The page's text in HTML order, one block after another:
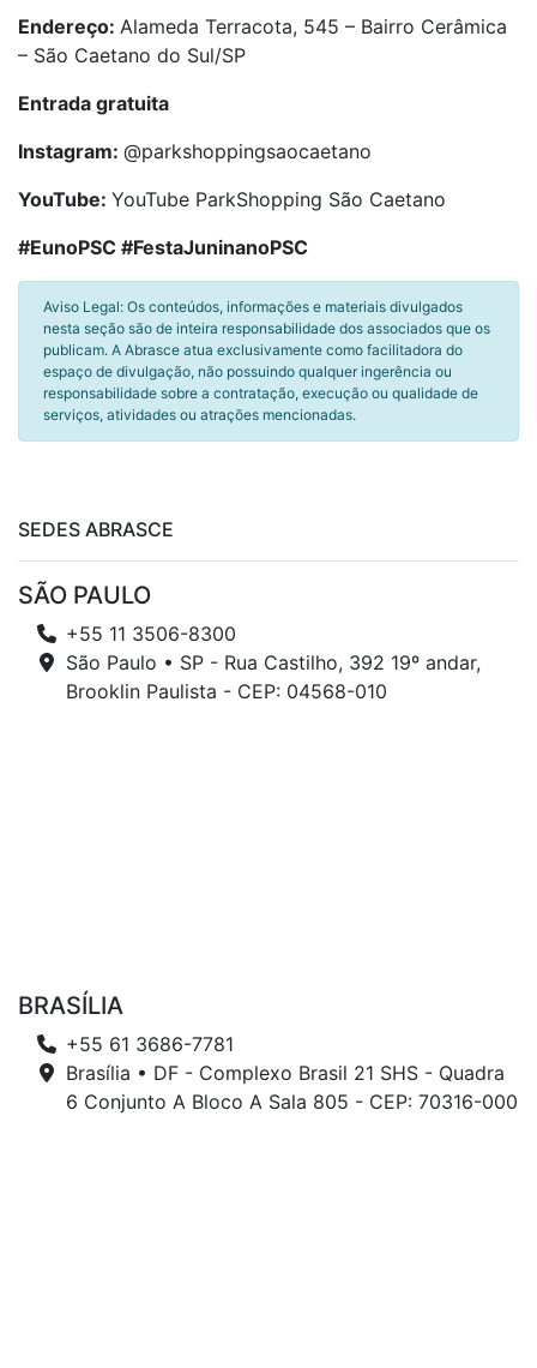
Endereço: Alameda Terracota, 545 – Bairro Cerâmica
– São Caetano do Sul/SP
Entrada gratuita
Instagram: @parkshoppingsaocaetano
YouTube: YouTube ParkShopping São Caetano
#EunoPSC #FestaJuninanoPSC
Aviso Legal: Os conteúdos, informações e materiais divulgados
nesta seção são de inteira responsabilidade dos associados que os
publicam. A Abrasce atua exclusivamente como facilitadora do
espaço de divulgação, não possuindo qualquer ingerência ou
responsabilidade sobre a contratação, execução ou qualidade de
serviços, atividades ou atrações mencionadas.
SEDES ABRASCE
SÃO PAULO
+55 11 3506-8300
São Paulo • SP - Rua Castilho, 392 19º andar,
Brooklin Paulista - CEP: 04568-010
BRASÍLIA
+55 61 3686-7781
Brasília • DF - Complexo Brasil 21 SHS - Quadra
6 Conjunto A Bloco A Sala 805 - CEP: 70316-000